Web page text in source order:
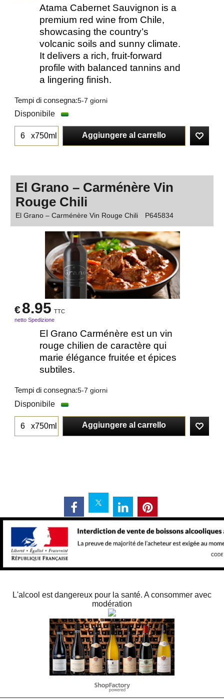
Atama Cabernet Sauvignon is a
premium red wine from Chile,
showcasing the country’s
volcanic soils and sunny climate.
It delivers a rich, fruit-forward
profile with balanced tannins and
a lingering finish.
Tempi di consegna:5-7 giorni
Disponibile
x750ml Aggiungere al carrello
El Grano – Carménère Vin
Rouge Chili
El Grano – Carménère Vin Rouge Chili P645834
€8.95 TTC
netto Spedizione
El Grano Carménère est un vin
rouge chilien de caractère qui
marie élégance fruitée et épices
subtiles.
Tempi di consegna:5-7 giorni
Disponibile
x750ml Aggiungere al carrello
L'alcool est dangereux pour la santé. A consommer avec
modération
Negozio Internet creati
con il eCommerce